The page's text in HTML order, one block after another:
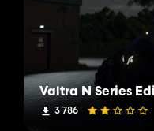
Valtra N Series
3 786